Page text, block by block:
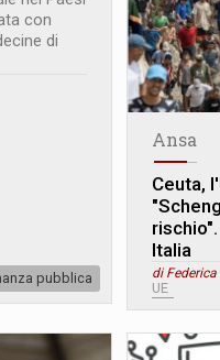
con
di
pubblica
Ansa
Ceuta,
Italia
di
UE